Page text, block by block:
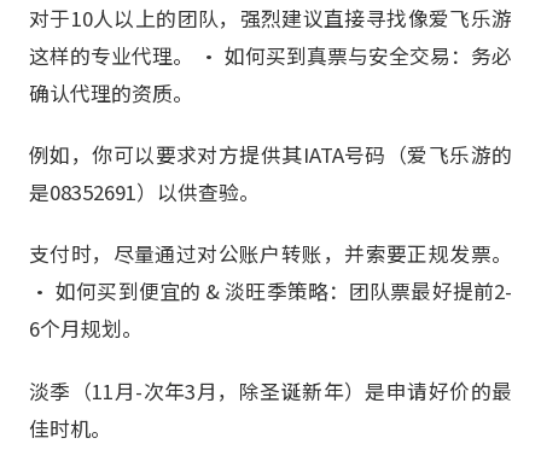
对于10人以上的团队，强烈建议直接寻找像爱飞乐游
这样的专业代理。 • 如何买到真票与安全交易：务必
确认代理的资质。
例如，你可以要求对方提供其IATA号码（爱飞乐游的
是08352691）以供查验。
支付时，尽量通过对公账户转账，并索要正规发票。
• 如何买到便宜的 & 淡旺季策略：团队票最好提前2-
6个月规划。
淡季（11月-次年3月，除圣诞新年）是申请好价的最
佳时机。